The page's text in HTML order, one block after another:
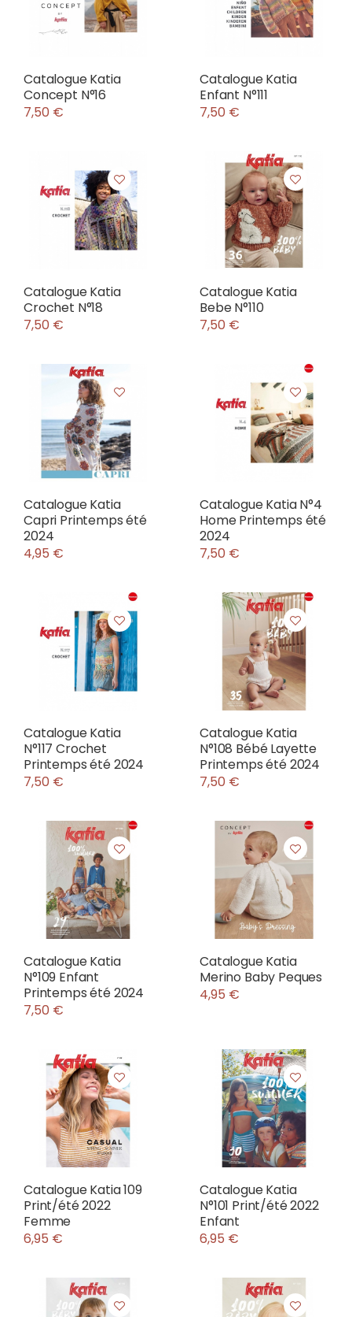
Catalogue Katia
Concept N°16
7,50 €
Catalogue Katia
Enfant N°111
7,50 €
Catalogue Katia
Crochet N°18
7,50 €
Catalogue Katia
Bebe N°110
7,50 €
Catalogue Katia
Capri Printemps été
2024
4,95 €
Catalogue Katia N°4
Home Printemps été
2024
7,50 €
Catalogue Katia
N°117 Crochet
Printemps été 2024
7,50 €
Catalogue Katia
N°108 Bébé Layette
Printemps été 2024
7,50 €
Catalogue Katia
N°109 Enfant
Printemps été 2024
7,50 €
Catalogue Katia
Merino Baby Peques
4,95 €
Catalogue Katia 109
Print/été 2022
Femme
6,95 €
Catalogue Katia
N°101 Print/été 2022
Enfant
6,95 €